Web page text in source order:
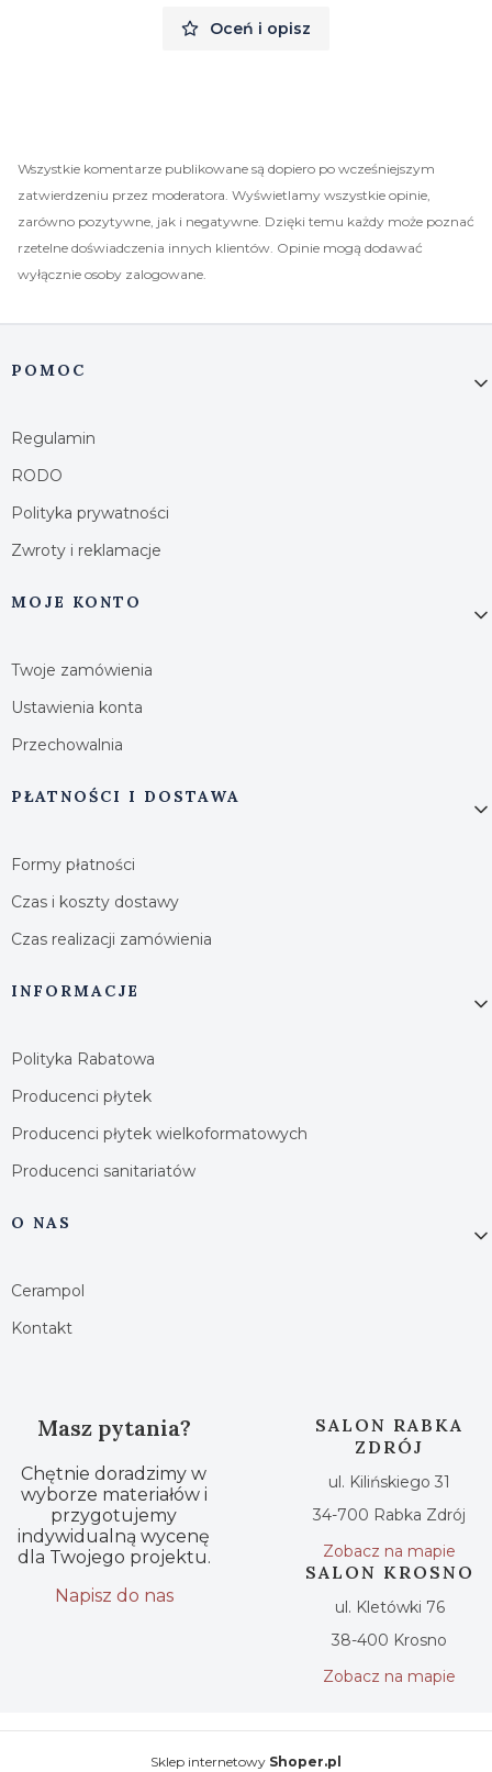
Oceń i opisz
Wszystkie komentarze publikowane są dopiero po wcześniejszym
zatwierdzeniu przez moderatora. Wyświetlamy wszystkie opinie,
zarówno pozytywne, jak i negatywne. Dzięki temu każdy może poznać
rzetelne doświadczenia innych klientów. Opinie mogą dodawać
wyłącznie osoby zalogowane.
Linki w stopce
POMOC
Regulamin
RODO
Polityka prywatności
Zwroty i reklamacje
MOJE KONTO
Twoje zamówienia
Ustawienia konta
Przechowalnia
PŁATNOŚCI I DOSTAWA
Formy płatności
Czas i koszty dostawy
Czas realizacji zamówienia
INFORMACJE
Polityka Rabatowa
Producenci płytek
Producenci płytek wielkoformatowych
Producenci sanitariatów
O NAS
Cerampol
Kontakt
Masz pytania?
Chętnie doradzimy w
wyborze materiałów i
przygotujemy
indywidualną wycenę
dla Twojego projektu.
Napisz do nas
SALON RABKA
ZDRÓJ
ul. Kilińskiego 31
34-700 Rabka Zdrój
Zobacz na mapie
SALON KROSNO
ul. Kletówki 76
38-400 Krosno
Zobacz na mapie
Sklep internetowy Shoper.pl